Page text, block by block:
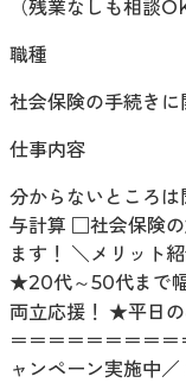
（残業なしも相談
職種
社会保険の手続き
仕事内容
分からないところ
与計算 □社会保険
ます！ ＼メリット
★20代～50代まで
両立応援！ ★平日
＝＝＝＝＝＝＝＝
ャンペーン実施中